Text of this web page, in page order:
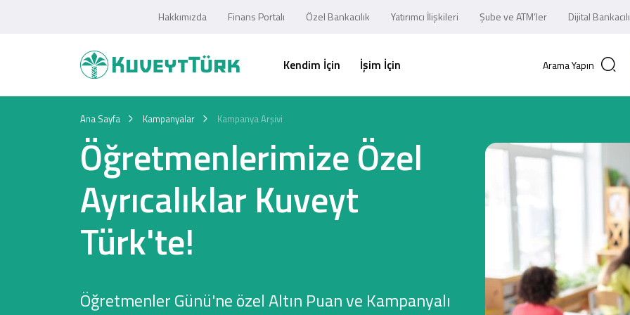
Hakkımızda Finans Portalı Özel Bankacılık Yatırımcı İlişkileri Şube ve ATM’ler Dijital
Kendim İçin İşim İçin Arama Yapın
Ana Sayfa Kampanyalar Kampanya Arşivi
Öğretmenlerimize Özel
Ayrıcalıklar Kuveyt
Türk'te!
Öğretmenler Günü'ne özel Altın Puan ve Kampanyalı